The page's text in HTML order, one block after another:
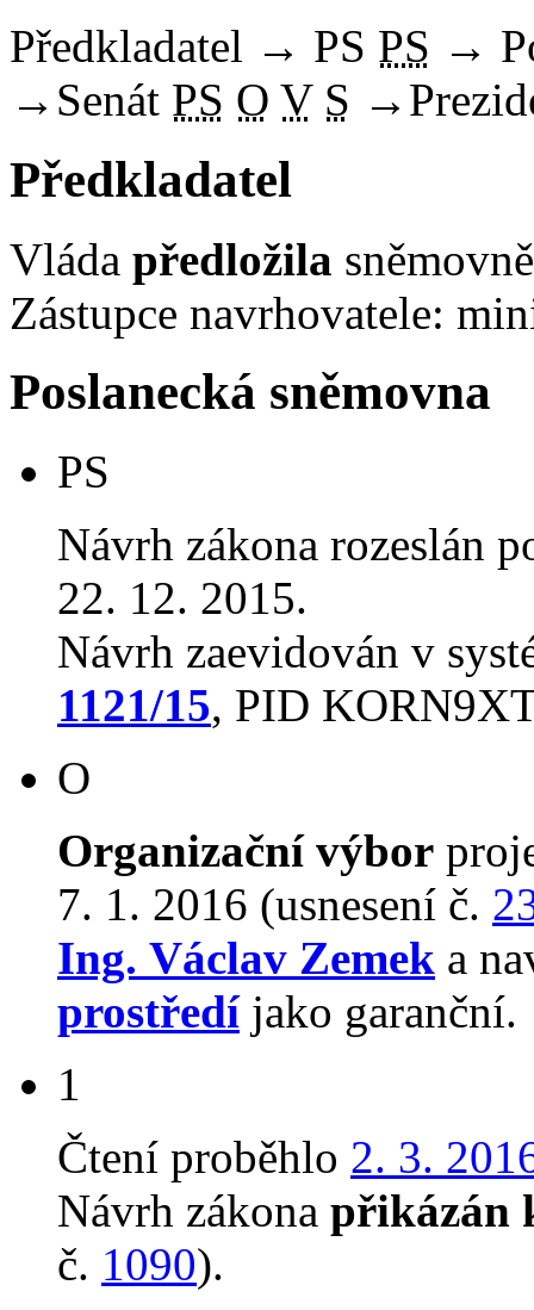
Předkladatel → PS PS →
→ Senát PS O V S →
Předkladatel
Vláda předložila
Zástupce navrhovatele:
Poslanecká sněmovna
PS
Návrh zákona rozeslán
22. 12. 2015.
Návrh zaevidován v
1121/15, PID
O
Organizační výbor
7. 1. 2016 (usnesení č.
Ing. Václav Zemek a
prostředíjako garanční.
1
Čtení proběhlo 2. 3.
Návrh zákona přikázán
č. 1090).